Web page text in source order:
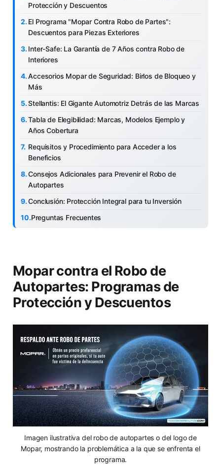
Protección y Descuentos
El Programa "Mopar Contra Robo de Partes":
Descuentos para Piezas Exteriores
Inter-Safe: La Garantía de 7 Años contra Robo de
Interiores
Accesorios Mopar de Seguridad: Birlos de Bloqueo y
Más
Stellantis: El Gigante Automotriz Detrás de las Marcas
Tabla de Elegibilidad: Marcas, Modelos Ejemplo y
Años Cobertura
Requisitos y Procedimiento para Acceder a los
Beneficios
Consejos Adicionales para Prevenir el Robo de
Autopartes
Conclusión: Protección Integral para tu Inversión
Preguntas Frecuentes
Mopar contra el Robo de
Autopartes: Programas de
Protección y Descuentos
Imagen ilustrativa del robo de autopartes o del logo de
Mopar, mostrando la problemática a la que se enfrenta el
programa.